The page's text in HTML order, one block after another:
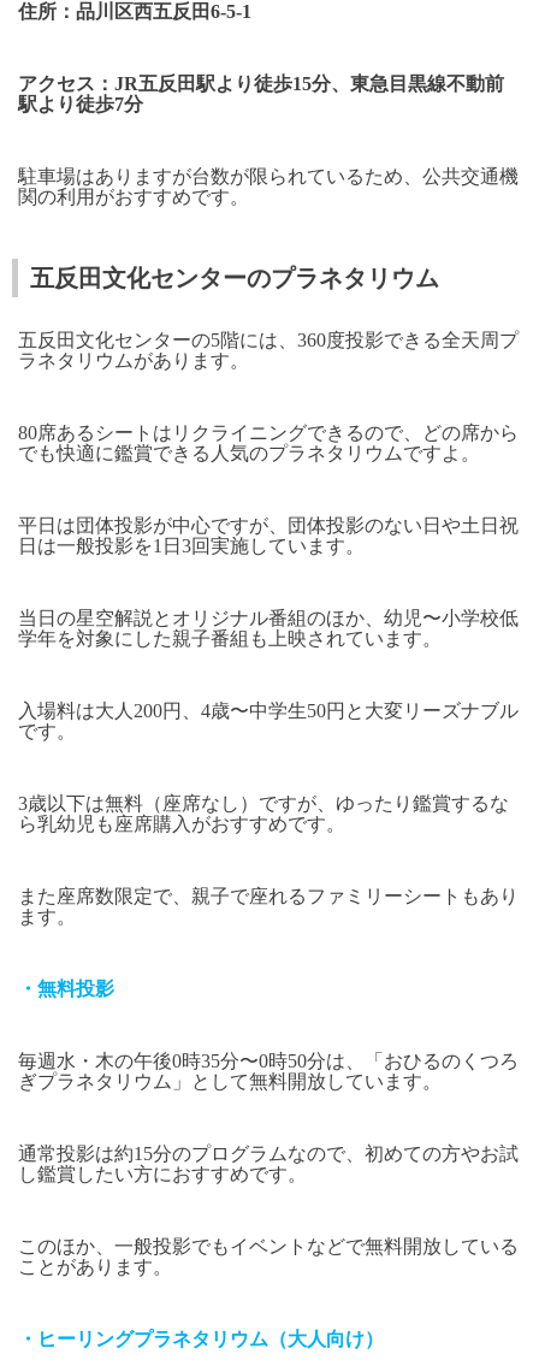
住所：品川区西五反田6-5-1
アクセス： JR五反田駅より徒歩15分、東急目黒線不動前
駅より徒歩7分
駐車場はありますが台数が限られているため、公共交通機
関の利用がおすすめです。
五反田文化センターのプラネタリウム
五反田文化センターの5階には、 360度投影できる全天周プ
ラネタリウムがあります。
80席あるシートはリクライニングできるので、どの席から
でも快適に鑑賞できる人気のプラネタリウムですよ。
平日は団体投影が中心ですが、団体投影のない日や土日祝
日は一般投影を1 日 3回実施しています。
当日の星空解説とオリジナル番組のほか、幼児〜小学校低
学年を対象にした親子番組も上映されています。
入場料は大人200円、 4歳〜中学生50円と大変リーズナブル
です。
3歳以下は無料（座席なし）ですが、ゆったり鑑賞するな
ら乳幼児も座席購入がおすすめです。
また座席数限定で、親子で座れるファミリーシートもあり
ます。
・無料投影
毎週水・木の午後0時35分〜0時50分は、「おひるのくつろ
ぎプラネタリウム」として無料開放しています。
通常投影は約15分のプログラムなので、初めての方やお試
し鑑賞したい方におすすめです。
このほか、一般投影でもイベントなどで無料開放している
ことがあります。
・ヒーリングプラネタリウム（大人向け）